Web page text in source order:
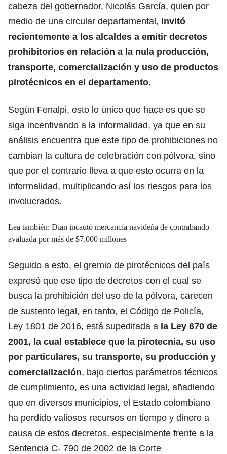
cabeza del gobernador, Nicolás García, quien por
medio de una circular departamental, invitó
recientemente a los alcaldes a emitir decretos
prohibitorios en relación a la nula producción,
transporte, comercialización y uso de productos
pirotécnicos en el departamento.
Según Fenalpi, esto lo único que hace es que se
siga incentivando a la informalidad, ya que en su
análisis encuentra que este tipo de prohibiciones no
cambian la cultura de celebración con pólvora, sino
que por el contrario lleva a que esto ocurra en la
informalidad, multiplicando así los riesgos para los
involucrados.
Lea también: Dian incautó mercancía navideña de contrabando
avaluada por más de $7.000 millones
Seguido a esto, el gremio de pirotécnicos del país
expresó que ese tipo de decretos con el cual se
busca la prohibición del uso de la pólvora, carecen
de sustento legal, en tanto, el Código de Policía,
Ley 1801 de 2016, está supeditada a la Ley 670 de
2001, la cual establece que la pirotecnia, su uso
por particulares, su transporte, su producción y
comercialización, bajo ciertos parámetros técnicos
de cumplimiento, es una actividad legal, añadiendo
que en diversos municipios, el Estado colombiano
ha perdido valiosos recursos en tiempo y dinero a
causa de estos decretos, especialmente frente a la
Sentencia C- 790 de 2002 de la Corte